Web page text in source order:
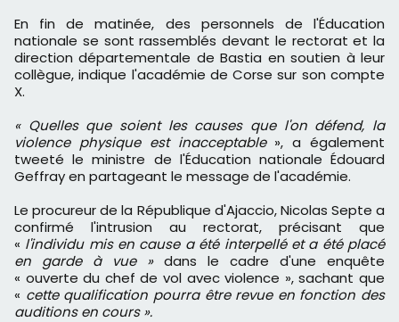
En fin de matinée, des personnels de l'Éducation
nationale se sont rassemblés devant le rectorat et la
direction départementale de Bastia en soutien à leur
collègue, indique l'académie de Corse sur son compte
X.
« Quelles que soient les causes que l'on défend, la
violence physique est inacceptable», a également
tweeté le ministre de l'Éducation nationale Édouard
Geffray en partageant le message de l'académie.
Le procureur de la République d'Ajaccio, Nicolas Septe a
confirmé l'intrusion au rectorat, précisant que
« l'individu mis en cause a été interpellé et a été placé
en garde à vue »dans le cadre d'une enquête
« ouverte du chef de vol avec violence », sachant que
« cette qualification pourra être revue en fonction des
auditions en cours ».